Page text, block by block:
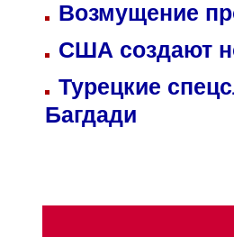
Возмущение
США создают
Турецкие
Багдади